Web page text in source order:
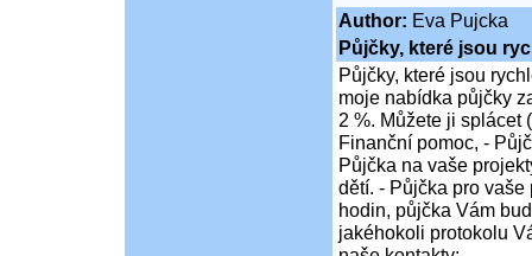
Author: Eva Pujcka
Půjčky, které jsou
Půjčky, které jsou
moje nabídka půjčky
2 %. Můžete ji splácet
Finanční pomoc, -
Půjčka na vaše
dětí. - Půjčka pro
hodin, půjčka Vám
jakéhokoli protokolu